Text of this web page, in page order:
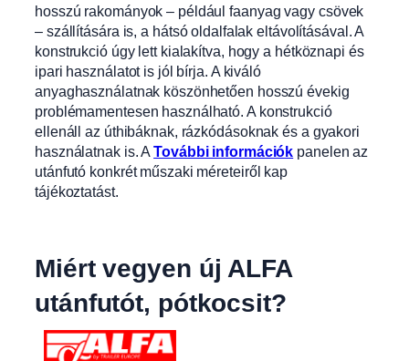
hosszú rakományok – például faanyag vagy csövek
– szállítására is, a hátsó oldalfalak eltávolításával. A
konstrukció úgy lett kialakítva, hogy a hétköznapi és
ipari használatot is jól bírja. A kiváló
anyaghasználatnak köszönhetően hosszú évekig
problémamentesen használható. A konstrukció
ellenáll az úthibáknak, rázkódásoknak és a gyakori
használatnak is. ATovábbi információk panelen az
utánfutó konkrét műszaki méreteiről kap
tájékoztatást.
Miért vegyen új ALFA
utánfutót, pótkocsit?